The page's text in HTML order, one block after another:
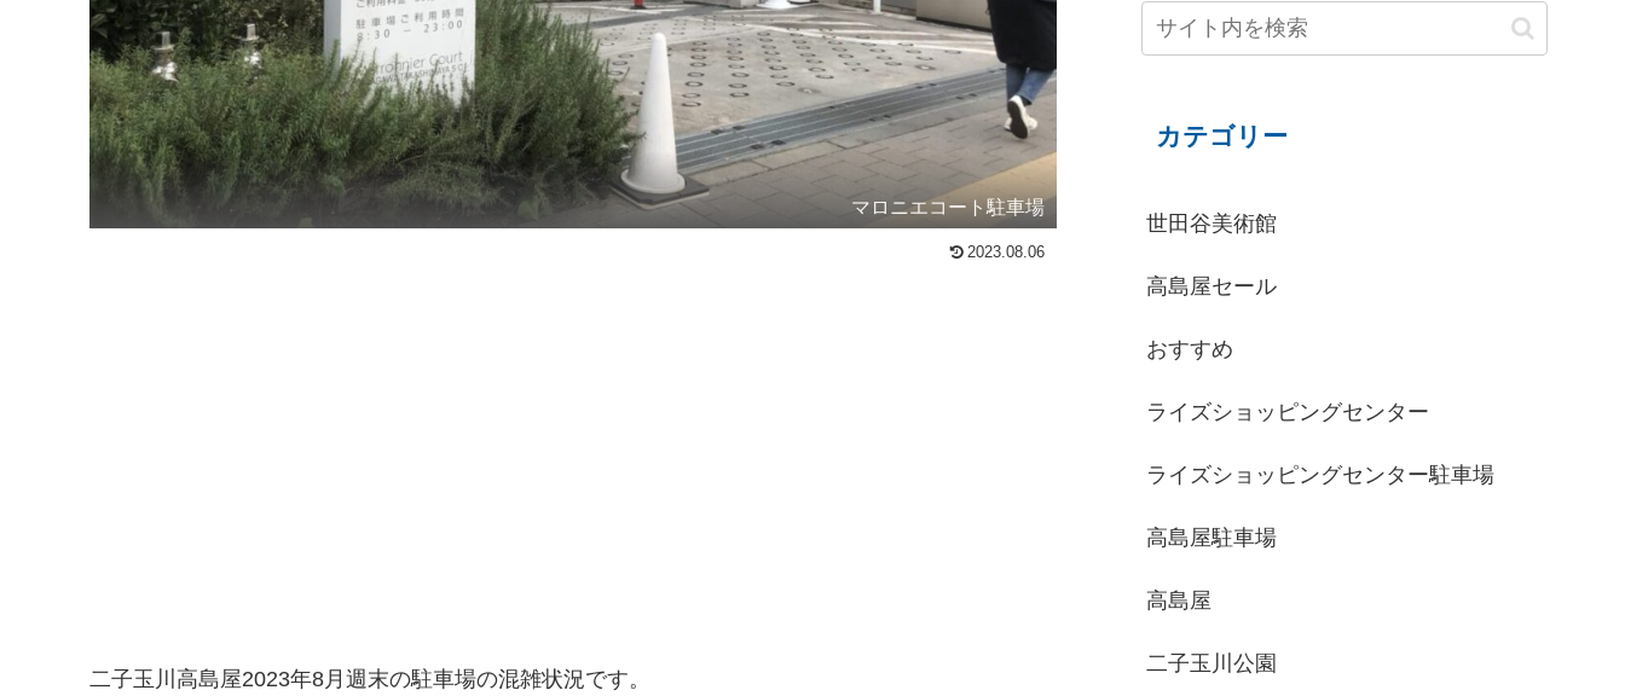
マロニエコート駐車場
2023.08.06
二子玉川高島屋2023年8月週末の駐車場の混雑状況です。
カテゴリー
世田谷美術館
高島屋セール
おすすめ
ライズショッピングセンター
ライズショッピングセンター駐車場
高島屋駐車場
高島屋
二子玉川公園